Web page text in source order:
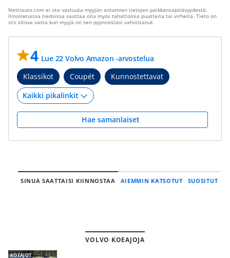
Nettiauto.com ei ota vastuuta myyjän antamien tietojen paikkansapitävyydestä.
Ilmoitetuissa tiedoissa saattaa olla myös tahattomia puutteita tai virheitä. Tieto on
siis sitova vasta kun myyjä on sen pyynnöstäsi vahvistanut.
4 Lue 22 Volvo Amazon -arvostelua
Klassikot
Coupét Kunnostettavat
Hae samanlaiset
SINUA SAATTAISI KIINNOSTAA AIEMMIN KATSOTUT SUOSITUT
VOLVO KOEAJOJA
KOEAJOT